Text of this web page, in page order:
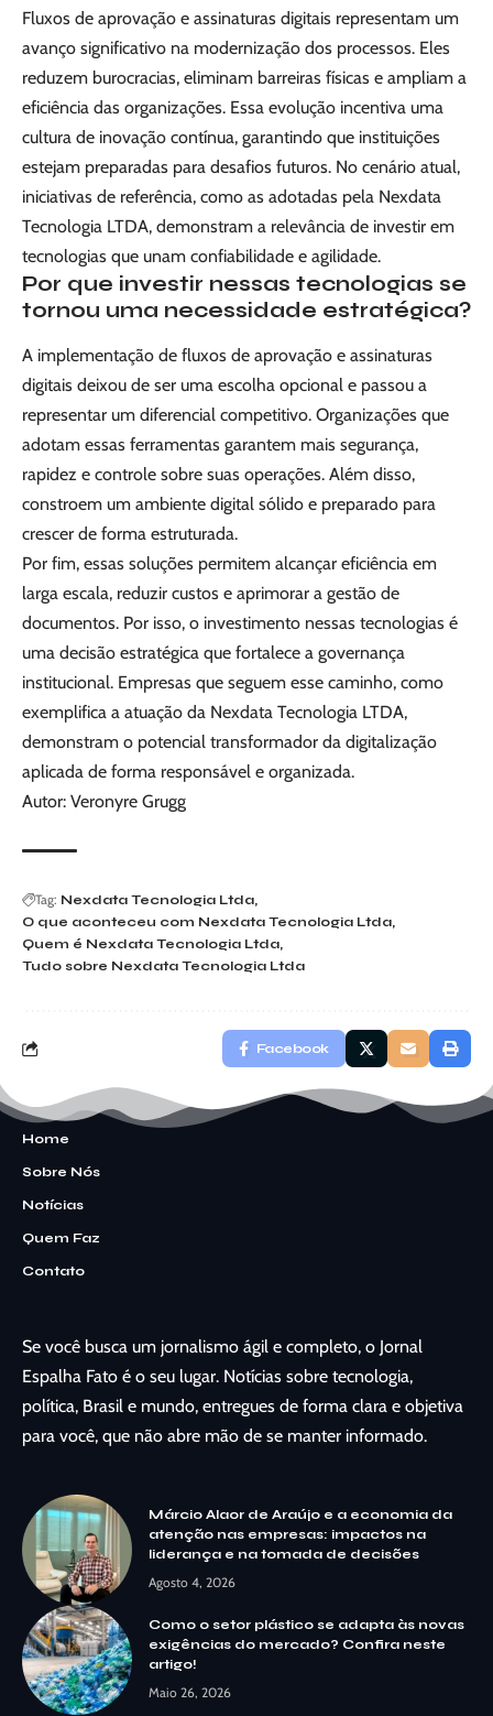
Fluxos de aprovação e assinaturas digitais representam um
avanço significativo na modernização dos processos. Eles
reduzem burocracias, eliminam barreiras físicas e ampliam a
eficiência das organizações. Essa evolução incentiva uma
cultura de inovação contínua, garantindo que instituições
estejam preparadas para desafios futuros. No cenário atual,
iniciativas de referência, como as adotadas pela Nexdata
Tecnologia LTDA, demonstram a relevância de investir em
tecnologias que unam confiabilidade e agilidade.
Por que investir nessas tecnologias se
tornou uma necessidade estratégica?
A implementação de fluxos de aprovação e assinaturas
digitais deixou de ser uma escolha opcional e passou a
representar um diferencial competitivo. Organizações que
adotam essas ferramentas garantem mais segurança,
rapidez e controle sobre suas operações. Além disso,
constroem um ambiente digital sólido e preparado para
crescer de forma estruturada.
Por fim, essas soluções permitem alcançar eficiência em
larga escala, reduzir custos e aprimorar a gestão de
documentos. Por isso, o investimento nessas tecnologias é
uma decisão estratégica que fortalece a governança
institucional. Empresas que seguem esse caminho, como
exemplifica a atuação da Nexdata Tecnologia LTDA,
demonstram o potencial transformador da digitalização
aplicada de forma responsável e organizada.
Autor: Veronyre Grugg
Tag: Nexdata Tecnologia Ltda
O que aconteceu com Nexdata Tecnologia Ltda
Quem é Nexdata Tecnologia Ltda
Tudo sobre Nexdata Tecnologia Ltda
Facebook
Home
Sobre Nós
Notícias
Quem Faz
Contato
Se você busca um jornalismo ágil e completo, o Jornal
Espalha Fato é o seu lugar. Notícias sobre tecnologia,
política, Brasil e mundo, entregues de forma clara e objetiva
para você, que não abre mão de se manter informado.
Márcio Alaor de Araújo e a economia da
atenção nas empresas: impactos na
liderança e na tomada de decisões
Agosto 4, 2026
Como o setor plástico se adapta às novas
exigências do mercado? Confira neste
artigo!
Maio 26, 2026